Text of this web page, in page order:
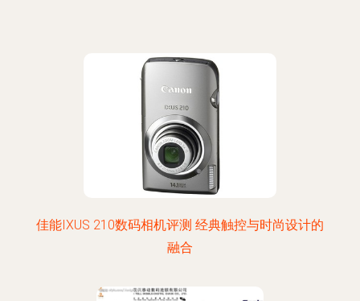
佳能IXUS 210数码相机评测 经典触控与时尚设计的
融合